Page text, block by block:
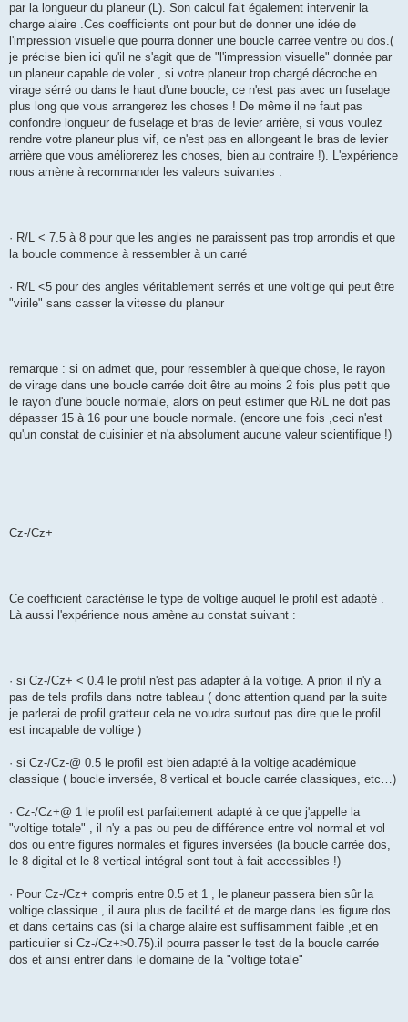
par la longueur du planeur (L). Son calcul fait également intervenir la
charge alaire .Ces coefficients ont pour but de donner une idée de
l'impression visuelle que pourra donner une boucle carrée ventre ou dos.(
je précise bien ici qu'il ne s'agit que de "l'impression visuelle" donnée par
un planeur capable de voler , si votre planeur trop chargé décroche en
virage sérré ou dans le haut d'une boucle, ce n'est pas avec un fuselage
plus long que vous arrangerez les choses ! De même il ne faut pas
confondre longueur de fuselage et bras de levier arrière, si vous voulez
rendre votre planeur plus vif, ce n'est pas en allongeant le bras de levier
arrière que vous améliorerez les choses, bien au contraire !). L'expérience
nous amène à recommander les valeurs suivantes :
· R/L < 7.5 à 8 pour que les angles ne paraissent pas trop arrondis et que
la boucle commence à ressembler à un carré
· R/L <5 pour des angles véritablement serrés et une voltige qui peut être
"virile" sans casser la vitesse du planeur
remarque : si on admet que, pour ressembler à quelque chose, le rayon
de virage dans une boucle carrée doit être au moins 2 fois plus petit que
le rayon d'une boucle normale, alors on peut estimer que R/L ne doit pas
dépasser 15 à 16 pour une boucle normale. (encore une fois ,ceci n'est
qu'un constat de cuisinier et n'a absolument aucune valeur scientifique !)
Cz-/Cz+
Ce coefficient caractérise le type de voltige auquel le profil est adapté .
Là aussi l'expérience nous amène au constat suivant :
· si Cz-/Cz+ < 0.4 le profil n'est pas adapter à la voltige. A priori il n'y a
pas de tels profils dans notre tableau ( donc attention quand par la suite
je parlerai de profil gratteur cela ne voudra surtout pas dire que le profil
est incapable de voltige )
· si Cz-/Cz-@ 0.5 le profil est bien adapté à la voltige académique
classique ( boucle inversée, 8 vertical et boucle carrée classiques, etc…)
· Cz-/Cz+@ 1 le profil est parfaitement adapté à ce que j'appelle la
"voltige totale" , il n'y a pas ou peu de différence entre vol normal et vol
dos ou entre figures normales et figures inversées (la boucle carrée dos,
le 8 digital et le 8 vertical intégral sont tout à fait accessibles !)
· Pour Cz-/Cz+ compris entre 0.5 et 1 , le planeur passera bien sûr la
voltige classique , il aura plus de facilité et de marge dans les figure dos
et dans certains cas (si la charge alaire est suffisamment faible ,et en
particulier si Cz-/Cz+>0.75).il pourra passer le test de la boucle carrée
dos et ainsi entrer dans le domaine de la "voltige totale"